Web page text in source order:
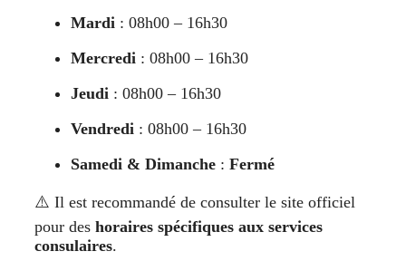
Mardi : 08h00 – 16h30
Mercredi : 08h00 – 16h30
Jeudi : 08h00 – 16h30
Vendredi : 08h00 – 16h30
Samedi & Dimanche : Fermé
⚠️ Il est recommandé de consulter le site officiel
pour des horaires spécifiques aux services
consulaires.